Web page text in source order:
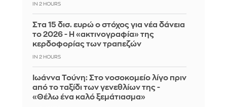
IN 2 HOURS
Στα 15 δισ. ευρώ ο στόχος για νέα δάνεια
το 2026 - Η «ακτινογραφία» της
κερδοφορίας των τραπεζών
IN 2 HOURS
Ιωάννα Τούνη: Στο νοσοκομείο λίγο πριν
από το ταξίδι των γενεθλίων της -
«Θέλω ένα καλό ξεμάτιασμα»